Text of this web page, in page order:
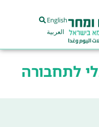
English
العربية
לתחבורה